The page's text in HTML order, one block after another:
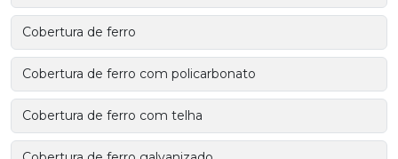
Cobertura de ferro
Cobertura de ferro com policarbonato
Cobertura de ferro com telha